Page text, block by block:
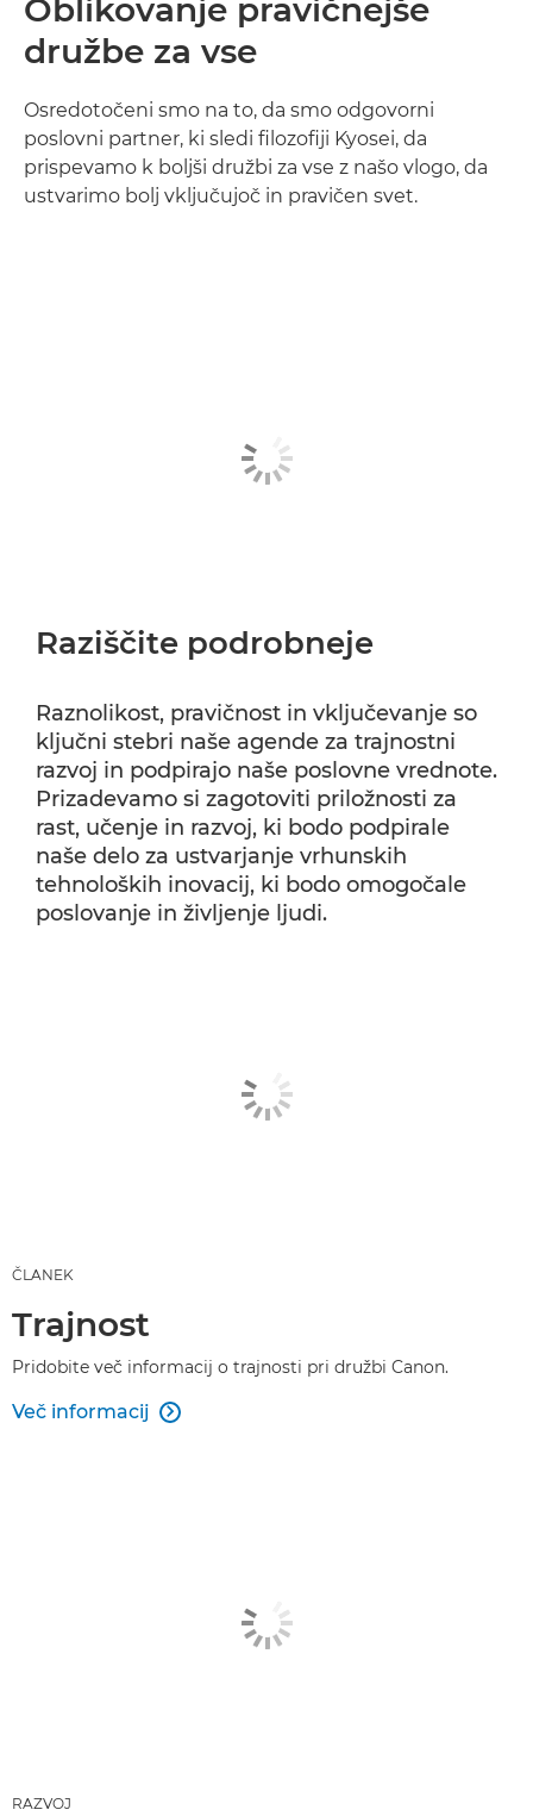
Oblikovanje pravičnejše
družbe za vse
Osredotočeni smo na to, da smo odgovorni
poslovni partner, ki sledi filozofiji Kyosei, da
prispevamo k boljši družbi za vse z našo vlogo, da
ustvarimo bolj vključujoč in pravičen svet.
Raziščite podrobneje
Raznolikost, pravičnost in vključevanje so
ključni stebri naše agende za trajnostni
razvoj in podpirajo naše poslovne vrednote.
Prizadevamo si zagotoviti priložnosti za
rast, učenje in razvoj, ki bodo podpirale
naše delo za ustvarjanje vrhunskih
tehnoloških inovacij, ki bodo omogočale
poslovanje in življenje ljudi.
ČLANEK
Trajnost
Pridobite več informacij o trajnosti pri družbi Canon.
Več informacij 
RAZVOJ